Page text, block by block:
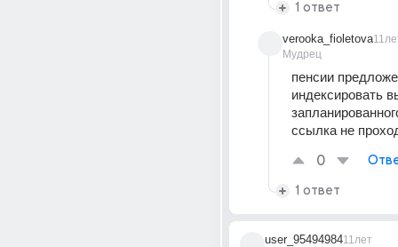
1 ответ
verooka_fioletova
Мудрец
пенсии
индексировать
ссылка не
0
1 ответ
user_9549498411лет